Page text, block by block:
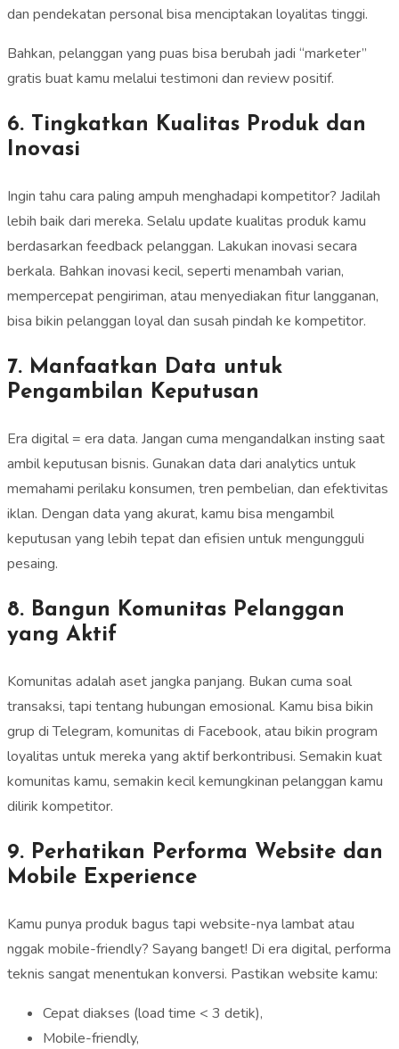
dan pendekatan personal bisa menciptakan loyalitas tinggi.
Bahkan, pelanggan yang puas bisa berubah jadi “marketer”
gratis buat kamu melalui testimoni dan review positif.
6. Tingkatkan Kualitas Produk dan
Inovasi
Ingin tahu cara paling ampuh menghadapi kompetitor? Jadilah
lebih baik dari mereka. Selalu update kualitas produk kamu
berdasarkan feedback pelanggan. Lakukan inovasi secara
berkala. Bahkan inovasi kecil, seperti menambah varian,
mempercepat pengiriman, atau menyediakan fitur langganan,
bisa bikin pelanggan loyal dan susah pindah ke kompetitor.
7. Manfaatkan Data untuk
Pengambilan Keputusan
Era digital = era data. Jangan cuma mengandalkan insting saat
ambil keputusan bisnis. Gunakan data dari analytics untuk
memahami perilaku konsumen, tren pembelian, dan efektivitas
iklan. Dengan data yang akurat, kamu bisa mengambil
keputusan yang lebih tepat dan efisien untuk mengungguli
pesaing.
8. Bangun Komunitas Pelanggan
yang Aktif
Komunitas adalah aset jangka panjang. Bukan cuma soal
transaksi, tapi tentang hubungan emosional. Kamu bisa bikin
grup di Telegram, komunitas di Facebook, atau bikin program
loyalitas untuk mereka yang aktif berkontribusi. Semakin kuat
komunitas kamu, semakin kecil kemungkinan pelanggan kamu
dilirik kompetitor.
9. Perhatikan Performa Website dan
Mobile Experience
Kamu punya produk bagus tapi website-nya lambat atau
nggak mobile-friendly? Sayang banget! Di era digital, performa
teknis sangat menentukan konversi. Pastikan website kamu:
Cepat diakses (load time < 3 detik),
Mobile-friendly,